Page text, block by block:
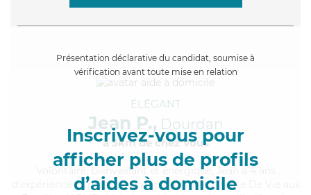
Présentation déclarative du candidat, soumise à
vérification avant toute mise en relation
Inscrivez-vous pour
afficher plus de profils
d’aides à domicile
ÉLÉGANT
Jean P., Dourdan
à 5km de chez Vous
, bienveillant et énergique, Jean a 4 ans
d'expérience et possède un diplôme d'Assistante De Vie aux